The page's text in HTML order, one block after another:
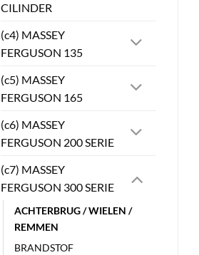
CILINDER
(c4) MASSEY
FERGUSON 135
(c5) MASSEY
FERGUSON 165
(c6) MASSEY
FERGUSON 200 SERIE
(c7) MASSEY
FERGUSON 300 SERIE
ACHTERBRUG / WIELEN /
REMMEN
BRANDSTOF